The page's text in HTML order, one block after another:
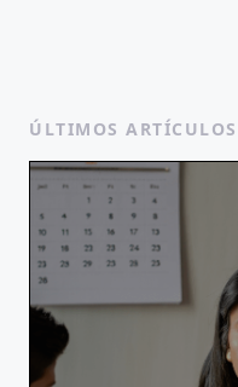
ÚLTIMOS ARTÍCULOS